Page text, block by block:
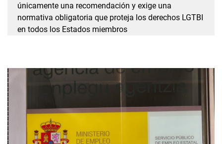
únicamente una recomendación y exige una
normativa obligatoria que proteja los derechos LGTBI
en todos los Estados miembros